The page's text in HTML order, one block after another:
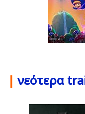
| νεότερα